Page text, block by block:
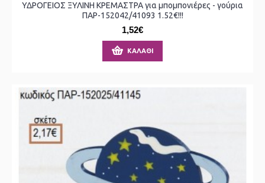
ΥΔΡΟΓΕΙΟΣ ΞΥΛΙΝΗ ΚΡΕΜΑΣΤΡΑ για μπομπονιέρες - γούρια
ΠΑΡ-152042/41093 1.52€!!!
1,52€
ΚΑΛΆΘΙ